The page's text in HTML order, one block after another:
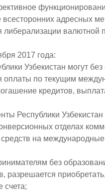
всесторонних адресных
либерализации
2017 года:
Узбекистан могут
оплаты по текущим
кредитов,
Республики
отделах
на
без
разрешается
счета;